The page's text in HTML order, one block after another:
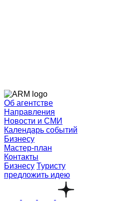
Об агентстве
Направления
Новости и СМИ
Календарь событий
Бизнесу
Мастер-план
Контакты
Бизнесу Туристу
предложить идею